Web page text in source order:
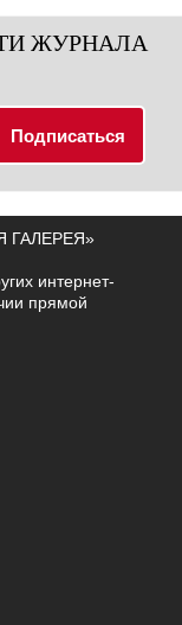
ЖУРНАЛА
ГАЛЕРЕЯ»
интернет-
прямой